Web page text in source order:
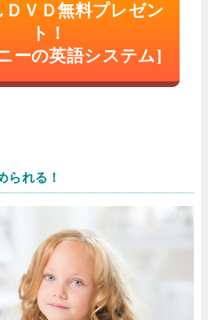
ＤＶＤ無料プレゼン
ト！
ーの英語システム]
られる！